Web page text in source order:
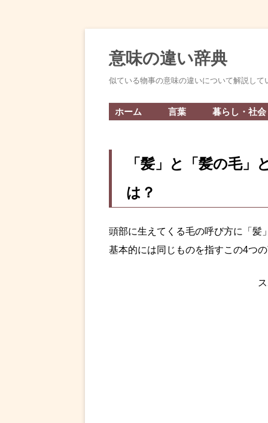
意味の違い辞典
似ている物事の意味の違いについて解説して
ホーム 言葉 暮らし・社会
「髪」と「髪の毛」
は？
頭部に生えてくる毛の呼び方に「髪
基本的には同じものを指すこの4つ